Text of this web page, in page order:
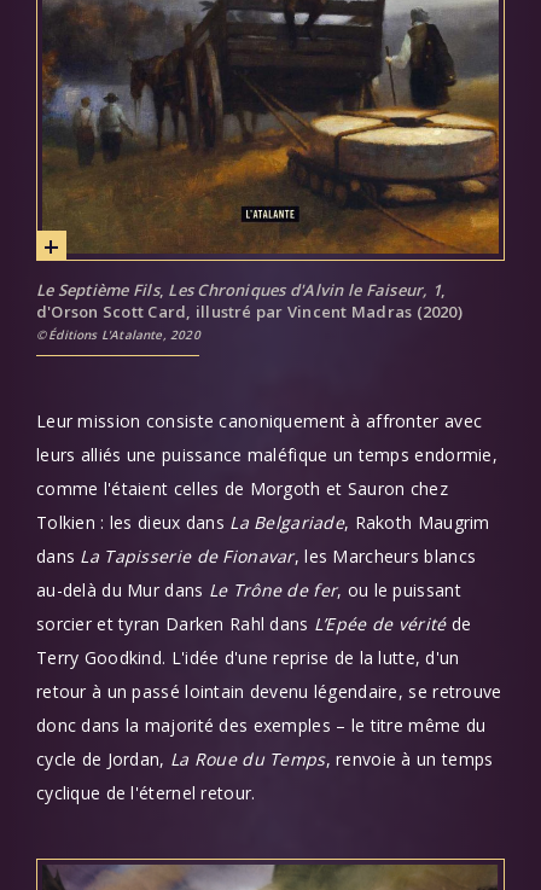
Le Septième Fils, Les Chroniques d'Alvin le Faiseur, 1,
d'Orson Scott Card, illustré par Vincent Madras (2020)
Éditions L'Atalante, 2020
Leur mission consiste canoniquement à affronter avec
leurs alliés une puissance maléfique un temps endormie,
comme l'étaient celles de Morgoth et Sauron chez
Tolkien : les dieux dans La Belgariade, Rakoth Maugrim
dans La Tapisserie de Fionavar, les Marcheurs blancs
au-delà du Mur dans Le Trône de fer, ou le puissant
sorcier et tyran Darken Rahl dans L’Epée de véritéde
Terry Goodkind. L'idée d'une reprise de la lutte, d'un
retour à un passé lointain devenu légendaire, se retrouve
donc dans la majorité des exemples – le titre même du
cycle de Jordan, La Roue du Temps, renvoie à un temps
cyclique de l'éternel retour.